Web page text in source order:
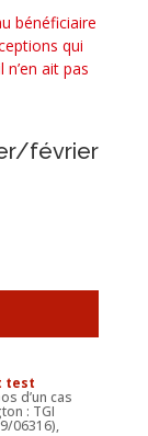
bénéficiaire
qui
ait pas
février
test
d’un cas
: TGI
06316),